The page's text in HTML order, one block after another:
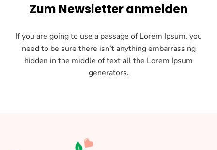
Zum Newsletter anmelden
If you are going to use a passage of Lorem Ipsum, you
need to be sure there isn’t anything embarrassing
hidden in the middle of text all the Lorem Ipsum
generators.